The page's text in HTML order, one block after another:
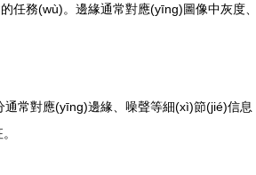
務(wù)。邊緣通常對應(yīng)圖像中灰度
常對應(yīng)邊緣、噪聲等細(xì)節(jié)信